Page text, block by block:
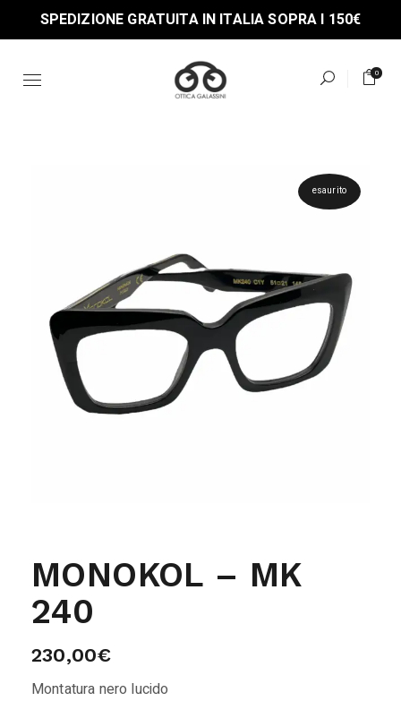
the
SPEDIZIONE GRATUITA IN ITALIA SOPRA I 150€
0
esaurito
MONOKOL – MK
240
230,00€
Montatura nero lucido